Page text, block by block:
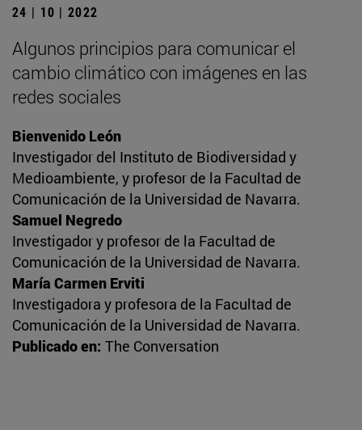
24 | 10 | 2022
Algunos principios para comunicar el
cambio climático con imágenes en las
redes sociales
Bienvenido León
Investigador del Instituto de Biodiversidad y
Medioambiente, y profesor de la Facultad de
Comunicación de la Universidad de Navarra.
Samuel Negredo
Investigador y profesor de la Facultad de
Comunicación de la Universidad de Navarra.
María Carmen Erviti
Investigadora y profesora de la Facultad de
Comunicación de la Universidad de Navarra.
Publicado en: The Conversation